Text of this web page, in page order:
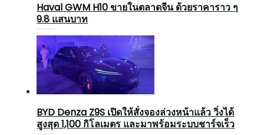
Haval GWM H10 ขายในตลาดจีน ด้วยราคาราว ๆ
9.8 แสนบาท
BYD Denza Z9S เปิดให้สั่งจองล่วงหน้าแล้ว วิ่งได้
สูงสุด 1,100 กิโลเมตร และมาพร้อมระบบชาร์จเร็ว